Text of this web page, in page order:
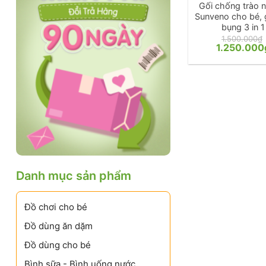
Danh mục sản phẩm
Đồ chơi cho bé
Đồ dùng ăn dặm
Đồ dùng cho bé
Gối chống trào
Sunveno cho bé,
bụng 3 in 1
1.500.000₫
Giá
gốc
1.250.000